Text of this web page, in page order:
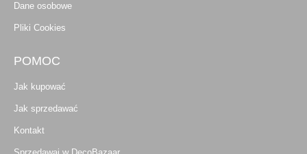
Dane osobowe
Pliki Cookies
POMOC
Jak kupować
Jak sprzedawać
Kontakt